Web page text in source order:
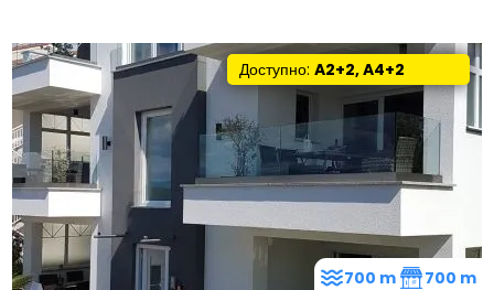
Доступно:A2+2, A4+2
700 m 700 m